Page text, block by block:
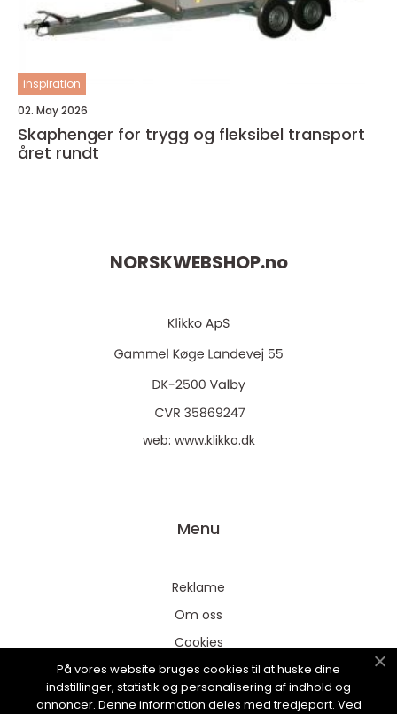
inspiration
02. May 2026
Skaphenger for trygg og fleksibel transport
året rundt
NORSKWEBSHOP.no
web: www.klikko.dk
Menu
Reklame
Om oss
Cookies
Kontakt Oss
Sitemap
På vores website bruges cookies til at huske dine
indstillinger, statistik og personalisering af indhold og
annoncer. Denne information deles med tredjepart. Ved